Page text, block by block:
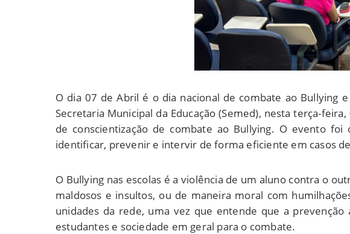
O dia 07 de Abril é o dia nacional de combate ao Bullying
Secretaria Municipal da Educação (Semed), nesta terça-
de conscientização de combate ao Bullying. O evento
identificar, prevenir e intervir de forma eficiente em casos
O Bullying nas escolas é a violência de um aluno contra o
maldosos e insultos, ou de maneira moral com
unidades da rede, uma vez que entende que a
estudantes e sociedade em geral para o combate.